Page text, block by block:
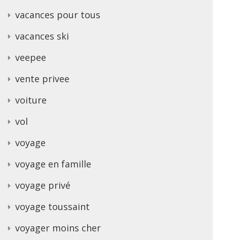
vacances pour tous
vacances ski
veepee
vente privee
voiture
vol
voyage
voyage en famille
voyage privé
voyage toussaint
voyager moins cher